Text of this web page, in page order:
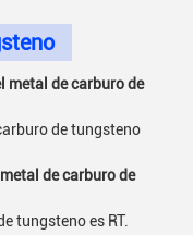
metal de carburo de
de tungsteno
de carburo de
tungsteno es RT.